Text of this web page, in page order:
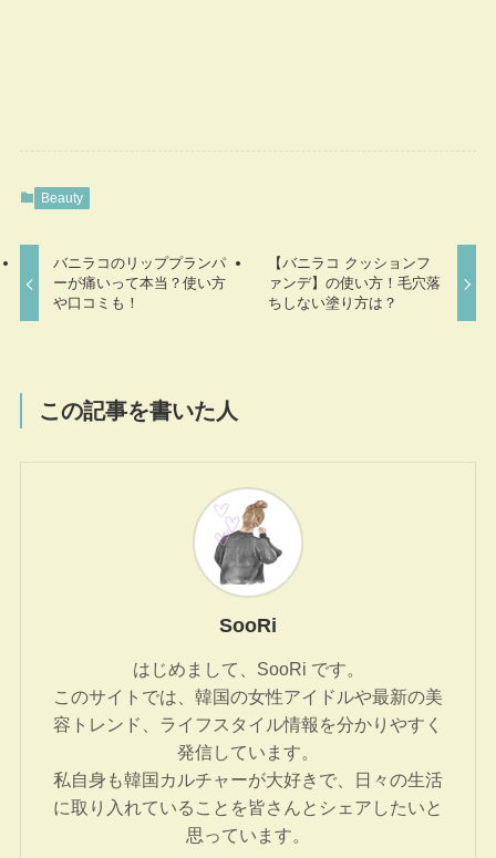
Beauty
バニラコのリッププランパ
ーが痛いって本当？使い方
や口コミも！
【バニラコ クッションフ
ァンデ】の使い方！毛穴落
ちしない塗り方は？
この記事を書いた人
SooRi
はじめまして、SooRi です。
このサイトでは、韓国の女性アイドルや最新の美
容トレンド、ライフスタイル情報を分かりやすく
発信しています。
私自身も韓国カルチャーが大好きで、日々の生活
に取り入れていることを皆さんとシェアしたいと
思っています。